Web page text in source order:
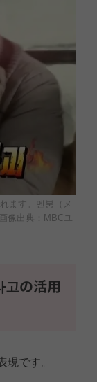
ます。멘붕（メ
像出典：MBCユ
の活用
現です。